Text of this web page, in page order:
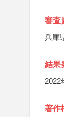
審査
兵庫
結果
2022
著作